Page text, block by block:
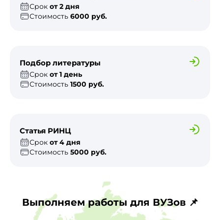
Срок от 2 дня
Стоимость 6000 руб.
Подбор литературы
Срок от 1 день
Стоимость 1500 руб.
Статья РИНЦ
Срок от 4 дня
Стоимость 5000 руб.
Выполняем работы для ВУЗов 📌